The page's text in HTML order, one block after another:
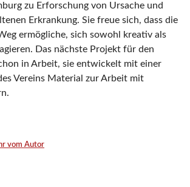
zu Erforschung von Ursache und
Erkrankung. Sie freue sich, dass die
ermögliche, sich sowohl kreativ als
Das nächste Projekt für den
in Arbeit, sie entwickelt mit einer
Vereins Material zur Arbeit mit
vom Autor